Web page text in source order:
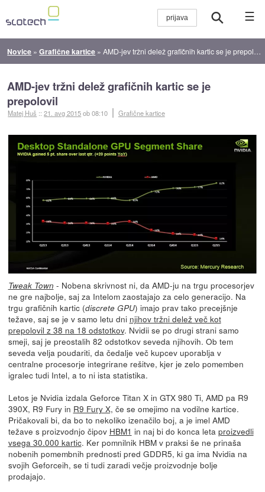
☰
Novice »Grafične kartice »AMD-jev tržni delež grafičnih kartic se je prepolovil
AMD-jev tržni delež grafičnih kartic se je
prepolovil
Matej Huš ::21. avg 2015ob 08:10 Grafične kartice
Tweak Town - Nobena skrivnost ni, da AMD-ju na trgu procesorjev
ne gre najbolje, saj za Intelom zaostajajo za celo generacijo. Na
trgu grafičnih kartic (discrete GPU) imajo prav tako precejšnje
težave, saj se je v samo letu dni njihov tržni delež več kot
prepolovil z 38 na 18 odstotkov. Nvidii se po drugi strani samo
smeji, saj je preostalih 82 odstotkov seveda njihovih. Ob tem
seveda velja poudariti, da čedalje več kupcev uporablja v
centralne procesorje integrirane rešitve, kjer je zelo pomemben
igralec tudi Intel, a to ni ista statistika.
Letos je Nvidia izdala Geforce Titan X in GTX 980 Ti, AMD pa R9
390X, R9 Fury in R9 Fury X, če se omejimo na vodilne kartice.
Pričakovali bi, da bo to nekoliko izenačilo boj, a je imel AMD
težave s proizvodnjo čipov HBM1 in naj bi do konca leta proizvedli
vsega 30.000 kartic. Ker pomnilnik HBM v praksi še ne prinaša
nobenih pomembnih prednosti pred GDDR5, ki ga ima Nvidia na
svojih Geforceih, se ti tudi zaradi večje proizvodnje bolje
prodajajo.